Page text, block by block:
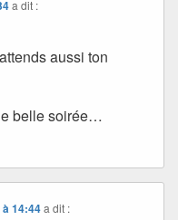
a dit :
aussi ton
belle soirée…
à 14:44 a dit :